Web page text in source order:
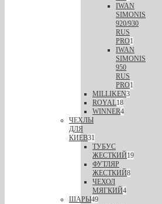
IWAN
SIMONIS
920/930
RUS
PRO1
IWAN
SIMONIS
950
RUS
PRO1
MILLIKEN3
ROYAL18
WINNER4
ЧЕХЛЫ
ДЛЯ
КИЕВ31
ТУБУС
ЖЕСТКИЙ19
ФУТЛЯР
ЖЕСТКИЙ8
ЧЕХОЛ
МЯГКИЙ4
ШАРЫ49